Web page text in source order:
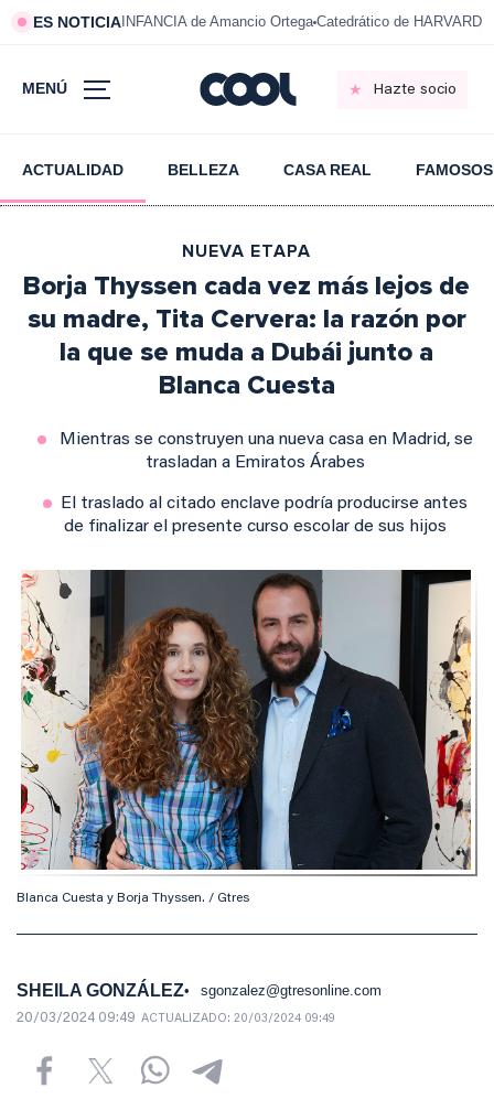
ES NOTICIA INFANCIA de Amancio Ortega Catedrático de HARVARD
MENÚ Hazte socio
ACTUALIDAD BELLEZA CASA REAL FAMOSOS
NUEVA ETAPA
Borja Thyssen cada vez más lejos de
su madre, Tita Cervera: la razón por
la que se muda a Dubái junto a
Blanca Cuesta
Mientras se construyen una nueva casa en Madrid, se
trasladan a Emiratos Árabes
El traslado al citado enclave podría producirse antes
de finalizar el presente curso escolar de sus hijos
Blanca Cuesta y Borja Thyssen. / Gtres
SHEILA GONZÁLEZ sgonzalez@gtresonline.com
20/03/2024 09:49 ACTUALIZADO: 20/03/2024 09:49